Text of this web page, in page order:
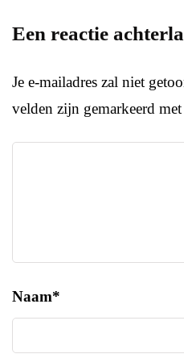
Een reactie
Je e-mailadres zal niet
velden zijn gemarkeerd met
Naam*